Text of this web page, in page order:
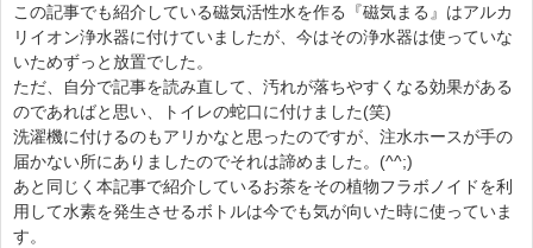
この記事でも紹介している磁気活性水を作る『磁気まる』はアルカ
リイオン浄水器に付けていましたが、今はその浄水器は使っていな
いためずっと放置でした。
ただ、自分で記事を読み直して、汚れが落ちやすくなる効果がある
のであればと思い、トイレの蛇口に付けました(笑)
洗濯機に付けるのもアリかなと思ったのですが、注水ホースが手の
届かない所にありましたのでそれは諦めました。(^^;)
あと同じく本記事で紹介しているお茶をその植物フラボノイドを利
用して水素を発生させるボトルは今でも気が向いた時に使っていま
す。